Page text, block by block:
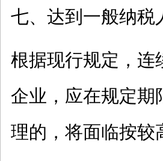
七、达到一般纳税
根据现行规定，连
企业，应在规定期
理的，将面临按较